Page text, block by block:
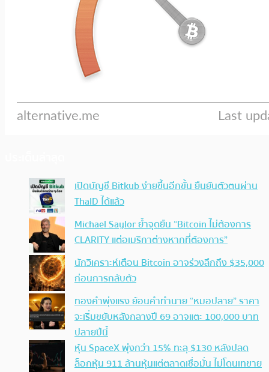
เปิดบัญชี Bitkub ง่ายขึ้นอีกขั้น ยืนยันตัวตนผ่าน
ThaID ได้แล้ว
Michael Saylor ย้ำจุดยืน “Bitcoin ไม่ต้องการ
CLARITY แต่อเมริกาต่างหากที่ต้องการ”
นักวิเคราะห์เตือน Bitcoin อาจร่วงลึกถึง $35,000
ก่อนการกลับตัว
ทองคำพุ่งแรง ย้อนคำทำนาย “หมอปลาย” ราคา
จะเริ่มขยับหลังกลางปี 69 อาจแตะ 100,000 บาท
ปลายปีนี้
หุ้น SpaceX พุ่งกว่า 15% ทะลุ $130 หลังปลด
ล็อกหุ้น 911 ล้านหุ้นแต่ตลาดเชื่อมั่น ไม่โดนเทขาย